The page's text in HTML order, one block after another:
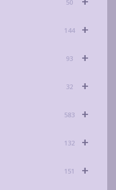
50
+
144
+
93
+
32
+
583
+
132
+
151